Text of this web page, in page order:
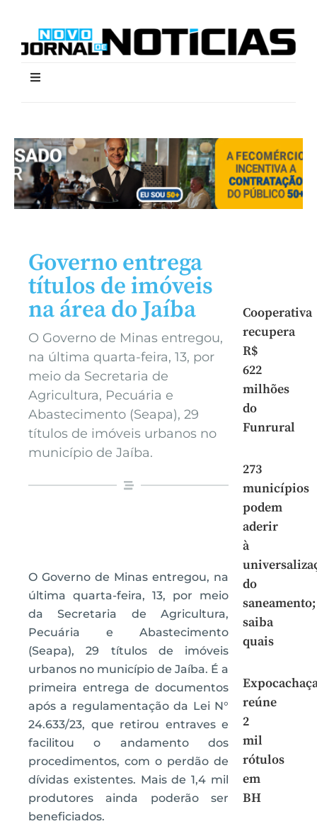
Governo entrega
títulos de imóveis
na área do Jaíba
O Governo de Minas entregou,
na última quarta-feira, 13, por
meio da Secretaria de
Agricultura, Pecuária e
Abastecimento (Seapa), 29
títulos de imóveis urbanos no
município de Jaíba.
O Governo de Minas entregou, na
última quarta-feira, 13, por meio
da Secretaria de Agricultura,
Pecuária e Abastecimento
(Seapa), 29 títulos de imóveis
urbanos no município de Jaíba. É a
primeira entrega de documentos
após a regulamentação da Lei N°
24.633/23, que retirou entraves e
facilitou o andamento dos
procedimentos, com o perdão de
dívidas existentes. Mais de 1,4 mil
produtores ainda poderão ser
beneficiados.
Cooperativa
recupera
R$
622
milhões
do
Funrural
273
municípios
podem
aderir
à
do
saneamento;
saiba
quais
reúne
2
mil
rótulos
em
BH